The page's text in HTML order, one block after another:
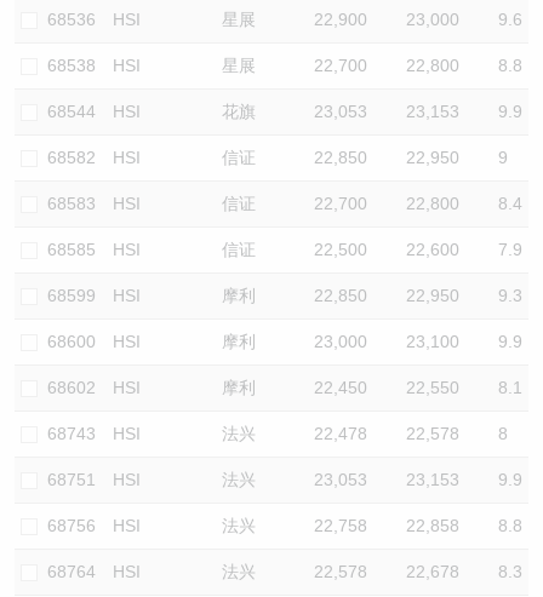
68536 HSI 星展 22,900 23,000 9.6
68538 HSI 星展 22,700 22,800 8.8
68544 HSI 花旗 23,053 23,153 9.9
68582 HSI 信证 22,850 22,950 9
68583 HSI 信证 22,700 22,800 8.4
68585 HSI 信证 22,500 22,600 7.9
68599 HSI 摩利 22,850 22,950 9.3
68600 HSI 摩利 23,000 23,100 9.9
68602 HSI 摩利 22,450 22,550 8.1
68743 HSI 法兴 22,478 22,578 8
68751 HSI 法兴 23,053 23,153 9.9
68756 HSI 法兴 22,758 22,858 8.8
68764 HSI 法兴 22,578 22,678 8.3